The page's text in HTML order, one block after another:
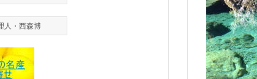
人・西森博